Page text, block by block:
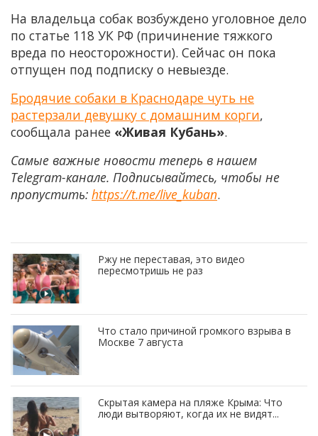
На владельца собак возбуждено уголовное дело
по статье 118 УК РФ (причинение тяжкого
вреда по неосторожности). Сейчас он пока
отпущен под подписку о невыезде.
Бродячие собаки в Краснодаре чуть не
растерзали девушку с домашним корги,
сообщала ранее «Живая Кубань».
Самые важные новости теперь в нашем
Telegram-канале. Подписывайтесь, чтобы не
пропустить: https://t.me/live_kuban.
Ржу не переставая, это видео
пересмотришь не раз
Что стало причиной громкого взрыва в
Москве 7 августа
Скрытая камера на пляже Крыма: Что
люди вытворяют, когда их не видят...